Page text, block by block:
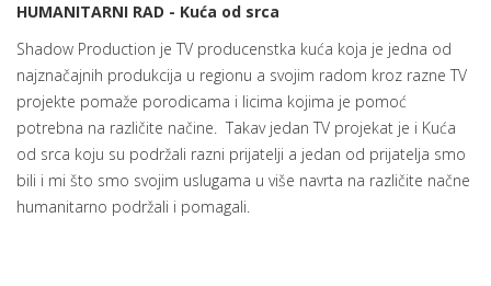
HUMANITARNI RAD - Kuća od srca
Shadow Production je TV producenstka kuća koja je jedna od
najznačajnih produkcija u regionu a svojim radom kroz razne TV
projekte pomaže porodicama i licima kojima je pomoć
potrebna na različite načine. Takav jedan TV projekat je i Kuća
od srca koju su podržali razni prijatelji a jedan od prijatelja smo
bili i mi što smo svojim uslugama u više navrta na različite načne
humanitarno podržali i pomagali.